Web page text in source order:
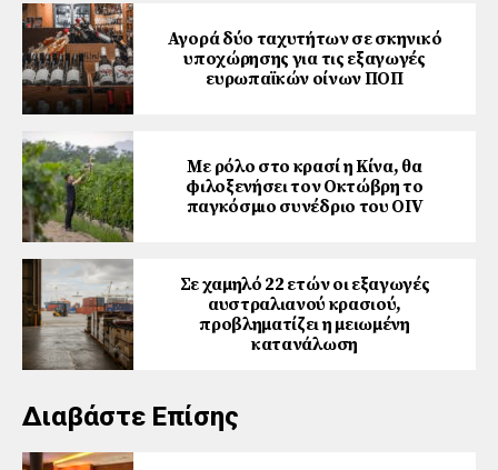
Αγορά δύο ταχυτήτων σε σκηνικό
υποχώρησης για τις εξαγωγές
ευρωπαϊκών οίνων ΠΟΠ
Με ρόλο στο κρασί η Κίνα, θα
φιλοξενήσει τον Οκτώβρη το
παγκόσμιο συνέδριο του ΟΙV
Σε χαμηλό 22 ετών οι εξαγωγές
αυστραλιανού κρασιού,
προβληματίζει η μειωμένη
κατανάλωση
Διαβάστε Επίσης